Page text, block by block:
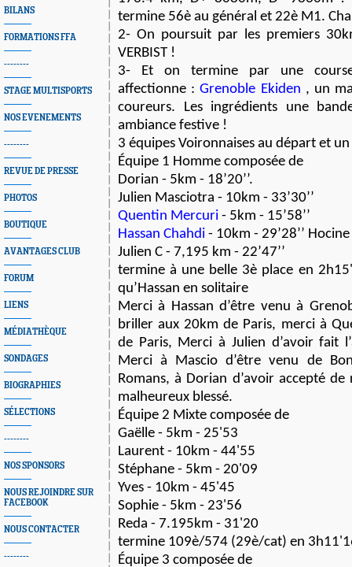
BILANS
FORMATIONS FFA
--------
STAGE MULTISPORTS
NOS EVENEMENTS
--------
REVUE DE PRESSE
PHOTOS
BOUTIQUE
AVANTAGES CLUB
FORUM
LIENS
MÉDIATHÈQUE
SONDAGES
BIOGRAPHIES
SÉLECTIONS
--------
NOS SPONSORS
NOUS REJOINDRE SUR
FACEBOOK
NOUS CONTACTER
--------
termine 56è au général et 22è M1.
2- On poursuit par les premiers
VERBIST !
3- Et on termine par une
affectionne :Grenoble Ekiden , un
coureurs. Les ingrédients une
ambiance festive !
3 équipes Voironnaises au départ et
Équipe 1 Homme composée de
Dorian - 5km - 18’20’’.
Julien Masciotra - 10km - 33’30’’
Quentin Mercuri - 5km - 15’58’’
Hassan Chahdi - 10km - 29’28’’
Julien C - 7,195 km - 22’47’’
termine à une belle 3è place en
qu’Hassan en solitaire
Merci à Hassan d’être venu à
briller aux 20km de Paris, merci à
de Paris, Merci à Julien d’avoir fait
Merci à Mascio d’être venu de
Romans, à Dorian d’avoir accepté de
malheureux blessé.
Équipe 2 Mixte composée de
Gaëlle - 5km - 25'53
Laurent - 10km - 44'55
Stéphane - 5km - 20'09
Yves - 10km - 45'45
Sophie - 5km - 23'56
Reda - 7.195km - 31'20
termine 109è/574 (29è/cat) en
Équipe 3 composée de